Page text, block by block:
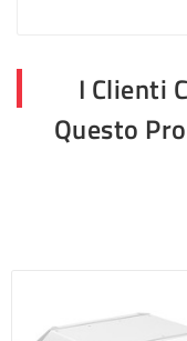
I Clienti
Questo